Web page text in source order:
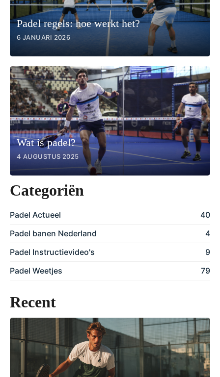
Padel regels: hoe werkt het?
6 JANUARI 2026
Wat is padel?
4 AUGUSTUS 2025
Categoriën
Padel Actueel
40
Padel banen Nederland
4
Padel Instructievideo's
9
Padel Weetjes
79
Recent